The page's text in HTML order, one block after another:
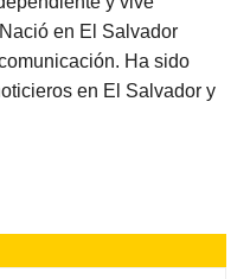
en El Salvador
Ha sido
en El Salvador y